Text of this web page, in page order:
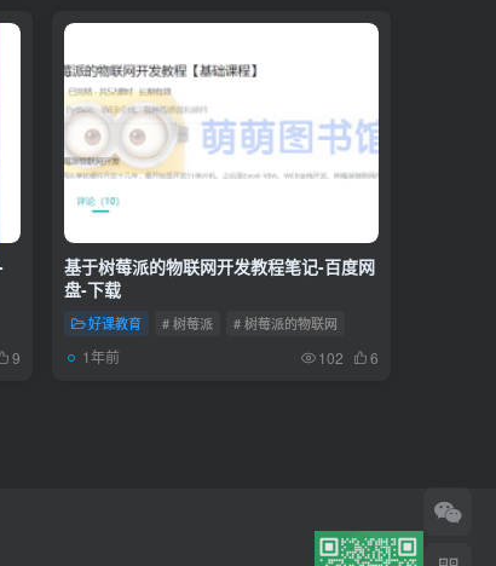
9
基于树莓派的物联网开发教程笔记-百度网
盘-下载
好课教育 # 树莓派 # 树莓派的物联网
1年前 102 6